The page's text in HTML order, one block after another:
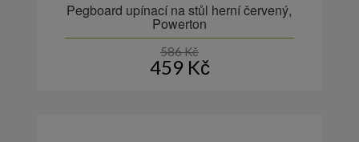
Pegboard upínací na stůl herní červený,
Powerton
586Kč
459 Kč